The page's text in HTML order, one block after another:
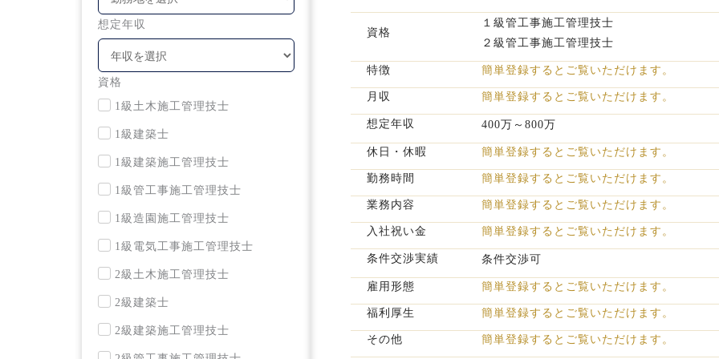
想定年収
資格
1級土木施工管理技士
1級建築士
1級建築施工管理技士
1級管工事施工管理技士
1級造園施工管理技士
1級電気工事施⼯管理技⼠
2級土木施工管理技士
2級建築士
2級建築施工管理技士
資格
１級管工事施工管理技士
２級管工事施工管理技士
特徴 簡単登録するとご覧いただけます。
月収 簡単登録するとご覧いただけます。
想定年収 400万～800万
休日・休暇 簡単登録するとご覧いただけます。
勤務時間 簡単登録するとご覧いただけます。
業務内容 簡単登録するとご覧いただけます。
入社祝い金 簡単登録するとご覧いただけます。
条件交渉実績 条件交渉可
雇用形態 簡単登録するとご覧いただけます。
福利厚生 簡単登録するとご覧いただけます。
その他 簡単登録するとご覧いただけます。